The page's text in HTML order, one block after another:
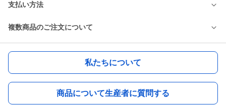
支払い方法
複数商品のご注文について
私たちについて
商品について生産者に質問する